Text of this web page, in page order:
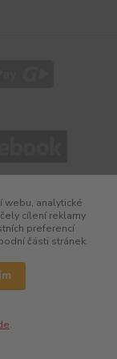
webu, analytické
cílení reklamy
preferencí
části stránek.
.